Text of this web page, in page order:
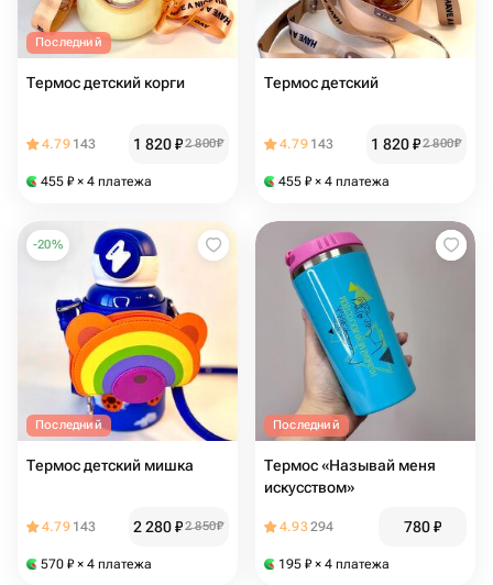
Последний
Термос детский корги
4.79 143 1 820₽2 800₽
455 ₽ × 4 платежа
Термос детский
4.79 143 1 820₽2 800₽
455 ₽ × 4 платежа
-20%
Последний
Термос детский мишка
4.79 143 2 280₽2 850₽
570 ₽ × 4 платежа
Последний
Термос «Называй меня
искусством»
4.93294 780₽
195 ₽ × 4 платежа